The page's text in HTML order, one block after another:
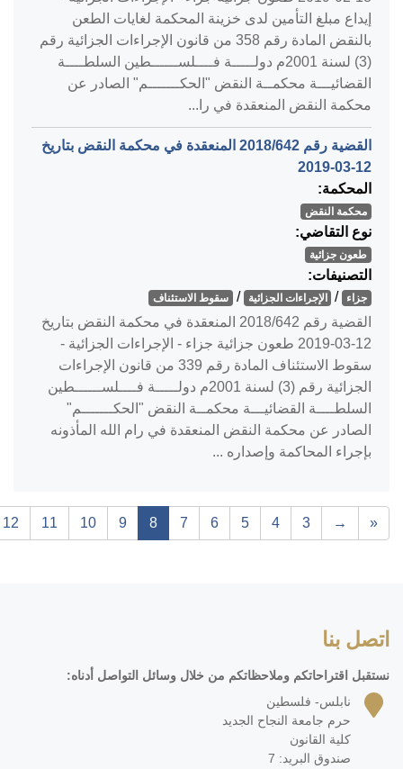
إيداع مبلغ التأمين لدى خزينة المحكمة لغايات الطعن
بالنقض المادة رقم 358 من قانون الإجراءات الجزائية رقم
(3) لسنة 2001م دولـــــة فــــلســــــطين السلطــــة
القضائيـــة محكمــة النقض "الحكـــــــم" الصادر عن
محكمة النقض المنعقدة في را...
القضية رقم ‎642‏/‎2018‏ المنعقدة في محكمة النقض بتاريخ
‎2019-03-12‏
المحكمة:
محكمة النقض
نوع التقاضي:
طعون جزائية
التصنيفات:
جزاء / الإجراءات الجزائية / سقوط الاستئناف
القضية رقم ‎642‏/‎2018‏ المنعقدة في محكمة النقض بتاريخ
‎2019-03-12‏ طعون جزائية جزاء - الإجراءات الجزائية -
سقوط الاستئناف المادة رقم 339 من قانون الإجراءات
الجزائية رقم (3) لسنة 2001م دولـــــة فــــلســــــطين
السلطــــة القضائيـــة محكمــة النقض "الحكـــــــم"
الصادر عن محكمة النقض المنعقدة في رام الله المأذونه
بإجراء المحاكمة وإصداره ...
«
→
3
4
5
6
7
8
9
10
11
12
اتصل بنا
نستقبل اقتراحاتكم وملاحظاتكم من خلال وسائل التواصل أدناه:
نابلس- فلسطين
حرم جامعة النجاح الجديد
كلية القانون
صندوق البريد: 7